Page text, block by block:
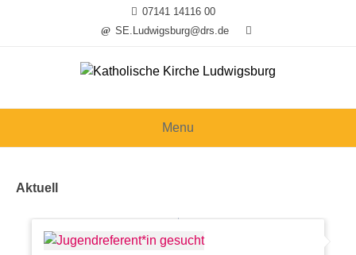
07141 14116 00
SE.Ludwigsburg@drs.de
Menu
Aktuell